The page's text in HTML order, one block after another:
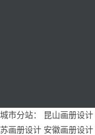
城市分站： 昆山画册设计
苏画册设计 安徽画册设计